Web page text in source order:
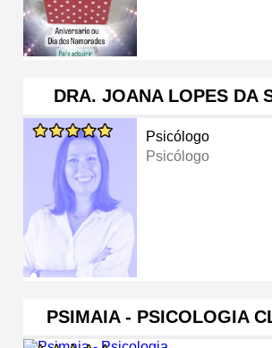
DRA. JOANA LOPES DA
Psicólogo
Psicólogo
PSIMAIA - PSICOLOGIA